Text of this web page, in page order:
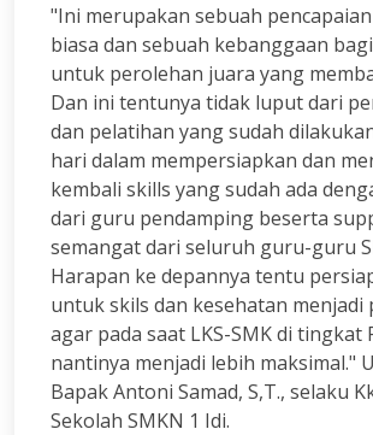
"Ini merupakan sebuah
biasa dan sebuah kebanggaan
untuk perolehan juara yang
Dan ini tentunya tidak luput dari
dan pelatihan yang sudah
hari dalam mempersiapkan dan
kembali skills yang sudah ada
dari guru pendamping beserta
semangat dari seluruh guru-guru
Harapan ke depannya tentu
untuk skils dan kesehatan menjadi
agar pada saat LKS-SMK di tingkat
nantinya menjadi lebih maksimal."
Bapak Antoni Samad, S,T., selaku
Sekolah SMKN 1 Idi.